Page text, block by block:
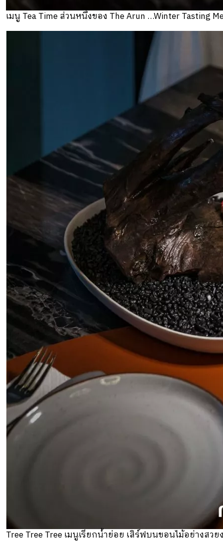
เมนู Tea Time ส่วนหนึ่งของ The Arun …Winter Tasting
Tree Tree Tree เมนูเรียกน้ำย่อย เสิร์ฟบนขอนไม้อย่างสวย